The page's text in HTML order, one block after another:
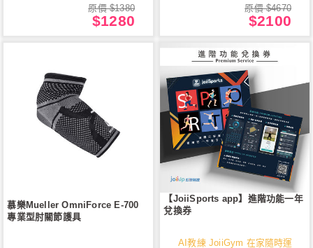
原價 $1380
$1280
原價 $4670
$2100
慕樂Mueller OmniForce E-700
專業型肘關節護具
【JoiiSports app】進階功能一年
兌換券
AI教練 JoiiGym 在家隨時運